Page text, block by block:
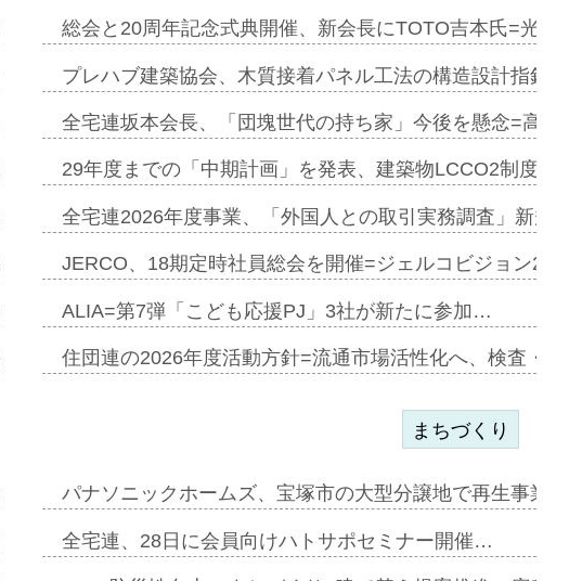
新入浴法を提案=P…
とワンビ…
査=Nature…
安全性追加=リンナ…
期は増収見込む=…
…
協働開発開始=三協…
総会と20周年記念式典開催、新会長にTOTO吉本氏=光
プレハブ建築協会、木質接着パネル工法の構造設計指針
全宅連坂本会長、「団塊世代の持ち家」今後を懸念=高
29年度までの「中期計画」を発表、建築物LCCO2制度
全宅連2026年度事業、「外国人との取引実務調査」新規
JERCO、18期定時社員総会を開催=ジェルコビジョン
ALIA=第7弾「こども応援PJ」3社が新たに参加…
住団連の2026年度活動方針=流通市場活性化へ、検査・
十分に進まず=「物…
・1%上昇…
まちづくり
パナソニックホームズ、宝塚市の大型分譲地で再生事業
全宅連、28日に会員向けハトサポセミナー開催…